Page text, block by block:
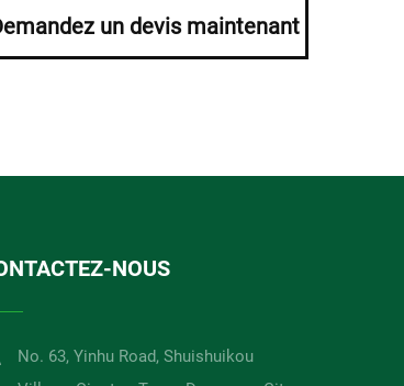
un devis maintenant
NOUS
No. 63, Yinhu Road, Shuishuikou